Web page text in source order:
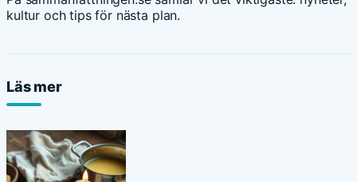
kultur och tips för nästa plan.
Läs mer